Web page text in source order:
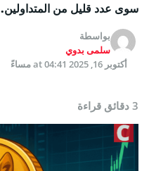
سوى عدد قليل من المتداولين.
بواسطة
سلمى بدوي
أكتوبر 16, 2025 at 04:41 مساءً
3 دقائق قراءة